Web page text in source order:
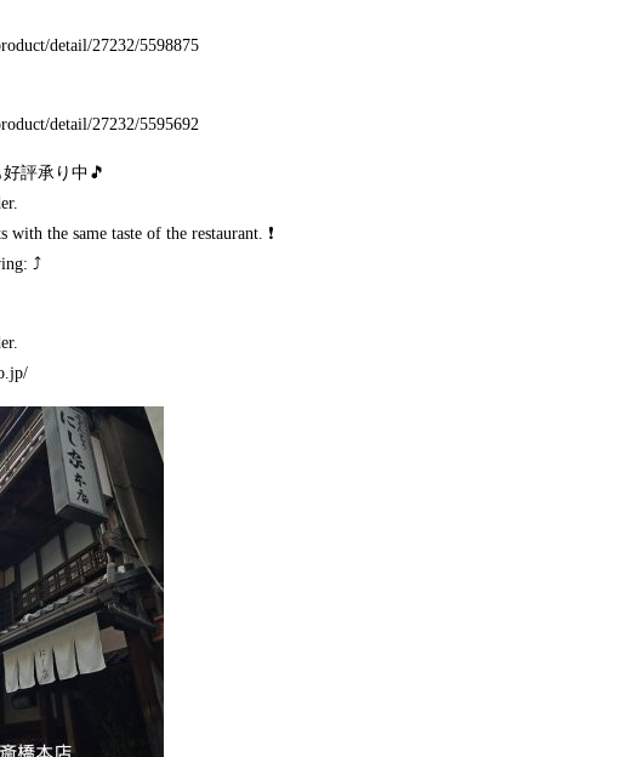
detail/27232/5598875
detail/27232/5595692
評承り中🎵
the same taste of the restaurant. ❗️
⤴️